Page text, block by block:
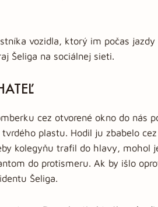
vozidla, ktorý im počas
Šeliga na sociálnej sieti.
cez otvorené okno do nás
plastu. Hodil ju zbabelo
kolegyňu trafil do hlavy,
do protismeru. Ak by išlo
Šeliga.